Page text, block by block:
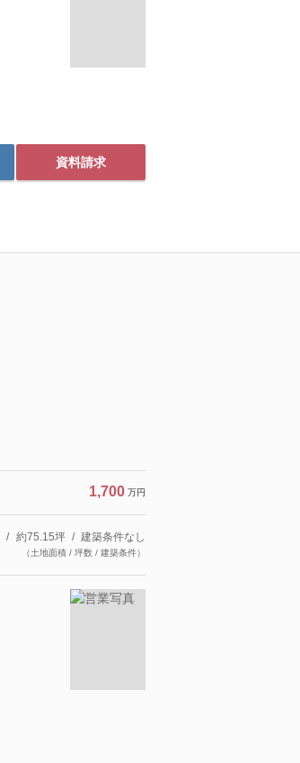
資料請求
1,700 万円
約75.15坪 建築条件なし
（土地面積 / 坪数 / 建築条件）